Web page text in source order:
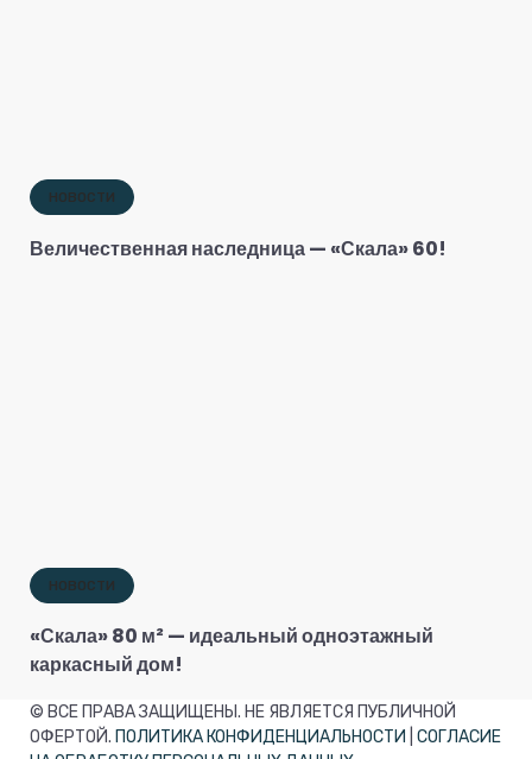
НОВОСТИ
Величественная наследница — «Скала» 60!
НОВОСТИ
«Скала» 80 м² — идеальный одноэтажный
каркасный дом!
© ВСЕ ПРАВА ЗАЩИЩЕНЫ. НЕ ЯВЛЯЕТСЯ ПУБЛИЧНОЙ
ОФЕРТОЙ. ПОЛИТИКА КОНФИДЕНЦИАЛЬНОСТИ
СОГЛАСИЕ